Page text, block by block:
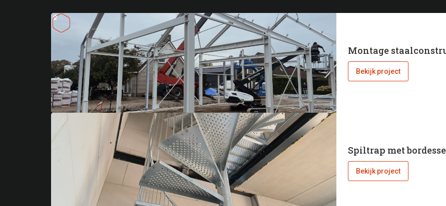
Montage
Bekijk project
Spiltrap met
Bekijk project